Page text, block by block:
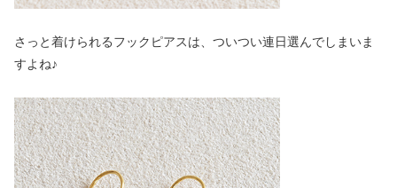
さっと着けられるフックピアスは、ついつい連日選んでしまいま
すよね♪